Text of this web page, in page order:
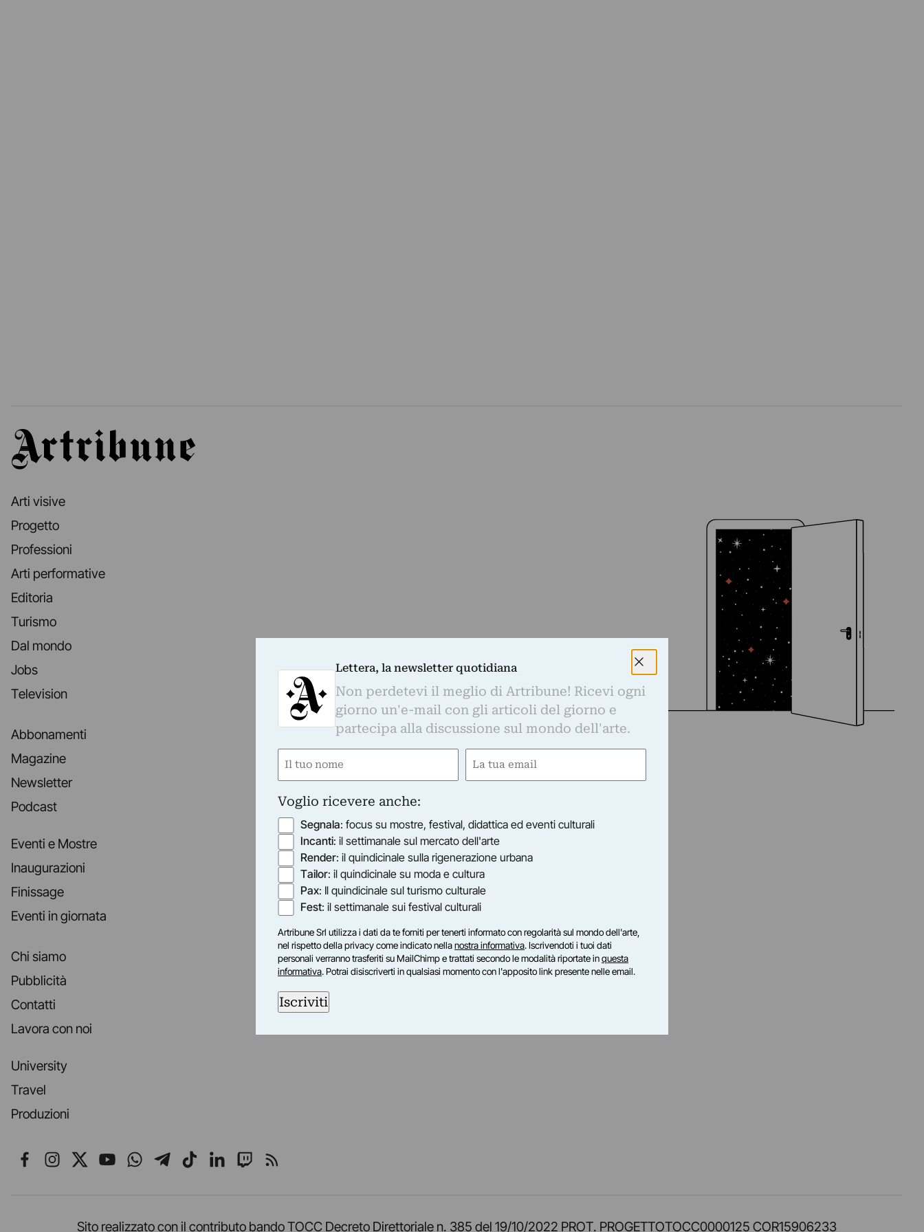
Artribune
Arti visive
Progetto
Professioni
Arti performative
Editoria
Turismo
Dal mondo
Jobs
Television
Abbonamenti
Magazine
Newsletter
Podcast
Eventi e Mostre
Inaugurazioni
Finissage
Eventi in giornata
Chi siamo
Pubblicità
Contatti
Lavora con noi
University
Travel
Produzioni
Seguici su Facebook
Seguici su Instagram
Seguici su X
Seguici su YouTube
Seguici su WhatsApp
Seguici su Telegram
Seguici su TikTok
Seguici su LinkedIn
Seguici su Twitch
Seguici su Rss
Sito realizzato con il contributo bando TOCC Decreto Direttoriale n. 385 del 19/10/2022 PROT. PROGETTOTOCC0000125 COR15906233
Lettera, la newsletter quotidiana
Non perdetevi il meglio di Artribune! Ricevi ogni
giorno un'e-mail con gli articoli del giorno e
partecipa alla discussione sul mondo dell'arte.
Nome
Email
Voglio ricevere anche:
Segnala: focus su mostre, festival, didattica ed eventi culturali
Incanti: il settimanale sul mercato dell'arte
Render: il quindicinale sulla rigenerazione urbana
Tailor: il quindicinale su moda e cultura
Pax: Il quindicinale sul turismo culturale
Fest: il settimanale sui festival culturali
Artribune Srl utilizza i dati da te forniti per tenerti informato con regolarità sul mondo dell'arte,
nel rispetto della privacy come indicato nellanostra informativa. Iscrivendoti i tuoi dati
personali verranno trasferiti su MailChimp e trattati secondo le modalità riportate inquesta
informativa. Potrai disiscriverti in qualsiasi momento con l'apposito link presente nelle email.
Iscriviti